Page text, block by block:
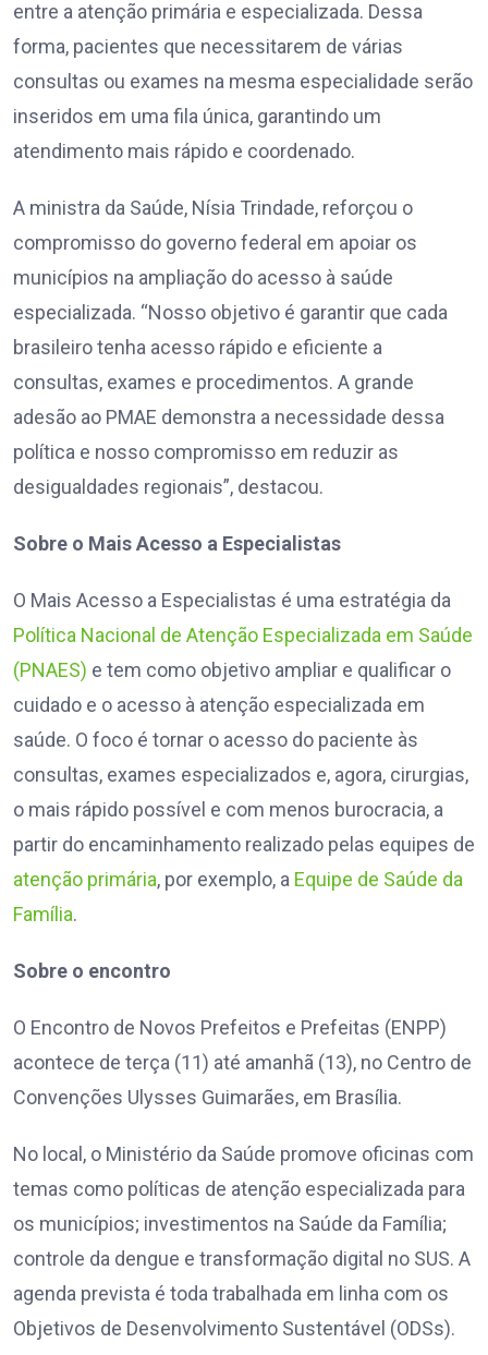
entre a atenção primária e especializada. Dessa
forma, pacientes que necessitarem de várias
consultas ou exames na mesma especialidade serão
inseridos em uma fila única, garantindo um
atendimento mais rápido e coordenado.
A ministra da Saúde, Nísia Trindade, reforçou o
compromisso do governo federal em apoiar os
municípios na ampliação do acesso à saúde
especializada. “Nosso objetivo é garantir que cada
brasileiro tenha acesso rápido e eficiente a
consultas, exames e procedimentos. A grande
adesão ao PMAE demonstra a necessidade dessa
política e nosso compromisso em reduzir as
desigualdades regionais”, destacou.
Sobre o Mais Acesso a Especialistas
O Mais Acesso a Especialistas é uma estratégia da
Política Nacional de Atenção Especializada em Saúde
(PNAES) e tem como objetivo ampliar e qualificar o
cuidado e o acesso à atenção especializada em
saúde. O foco é tornar o acesso do paciente às
consultas, exames especializados e, agora, cirurgias,
o mais rápido possível e com menos burocracia, a
partir do encaminhamento realizado pelas equipes de
atenção primária, por exemplo, a Equipe de Saúde da
Família.
Sobre o encontro
O Encontro de Novos Prefeitos e Prefeitas (ENPP)
acontece de terça (11) até amanhã (13), no Centro de
Convenções Ulysses Guimarães, em Brasília.
No local, o Ministério da Saúde promove oficinas com
temas como políticas de atenção especializada para
os municípios; investimentos na Saúde da Família;
controle da dengue e transformação digital no SUS. A
agenda prevista é toda trabalhada em linha com os
Objetivos de Desenvolvimento Sustentável (ODSs).